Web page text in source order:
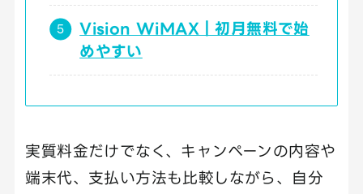
Vision WiMAX｜初月無料で始
めやすい
実質料金だけでなく、キャンペーンの内容や
端末代、支払い方法も比較しながら、自分